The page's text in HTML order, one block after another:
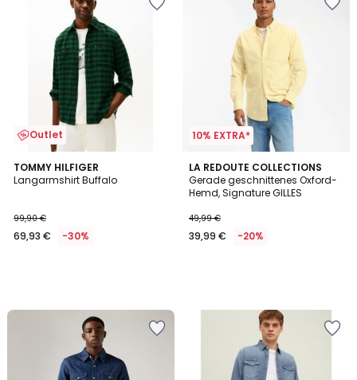
Outlet
TOMMY HILFIGER
Langarmshirt Buffalo
99,90 €
69,93 € -30%
10% EXTRA*
LA REDOUTE COLLECTIONS
Gerade geschnittenes Oxford-
Hemd, Signature GILLES
49,99 €
39,99 € -20%